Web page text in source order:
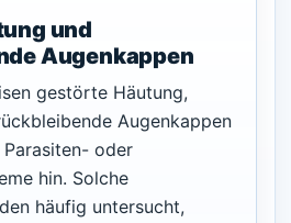
und
Augenkappen
gestörte Häutung,
Augenkappen
oder
hin. Solche
häufig untersucht,